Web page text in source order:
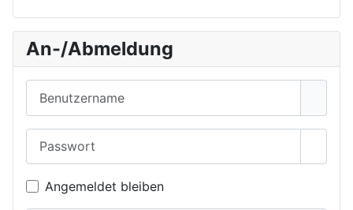
An-/Abmeldung
Angemeldet bleiben